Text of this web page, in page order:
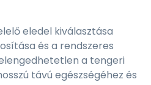
eledel kiválasztása
és a rendszeres
a tengeri
távú egészségéhez és